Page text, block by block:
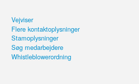
Vejviser
Flere kontaktoplysninger
Stamoplysninger
Søg medarbejdere
Whistleblowerordning